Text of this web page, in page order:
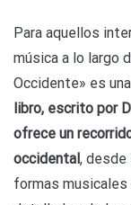
Para aquellos
música a lo largo
Occidente» es
libro, escrito por
ofrece un
occidental , desde
formas musicales